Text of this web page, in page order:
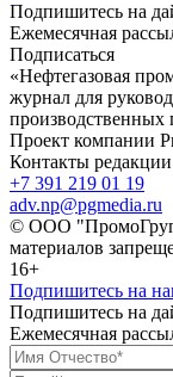
Подпишитесь на
Ежемесячная
Подписаться
«Нефтегазовая
журнал для
производственных
Проект компании
Контакты
+7 391 219 01 19
adv.np@pgmedia.ru
© ООО
материалов
16+
Подпишитесь на
Подпишитесь на
Ежемесячная